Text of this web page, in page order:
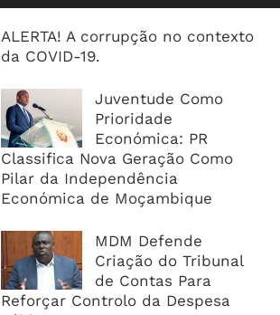
ALERTA! A corrupção no contexto
da COVID-19.
Juventude Como
Prioridade
Económica: PR
Classifica Nova Geração Como
Pilar da Independência
Económica de Moçambique
MDM Defende
Criação do Tribunal
de Contas Para
Reforçar Controlo da Despesa